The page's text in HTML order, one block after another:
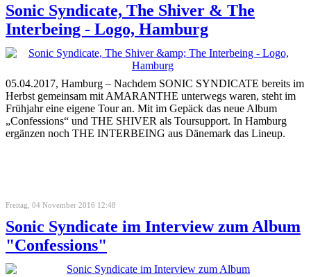
Sonic Syndicate, The Shiver & The
Interbeing - Logo, Hamburg
05.04.2017, Hamburg – Nachdem SONIC SYNDICATE bereits im
Herbst gemeinsam mit AMARANTHE unterwegs waren, steht im
Frühjahr eine eigene Tour an. Mit im Gepäck das neue Album
„Confessions“ und THE SHIVER als Toursupport. In Hamburg
ergänzen noch THE INTERBEING aus Dänemark das Lineup.
Freitag, 04 November 2016 12:48
Sonic Syndicate im Interview zum Album
"Confessions"